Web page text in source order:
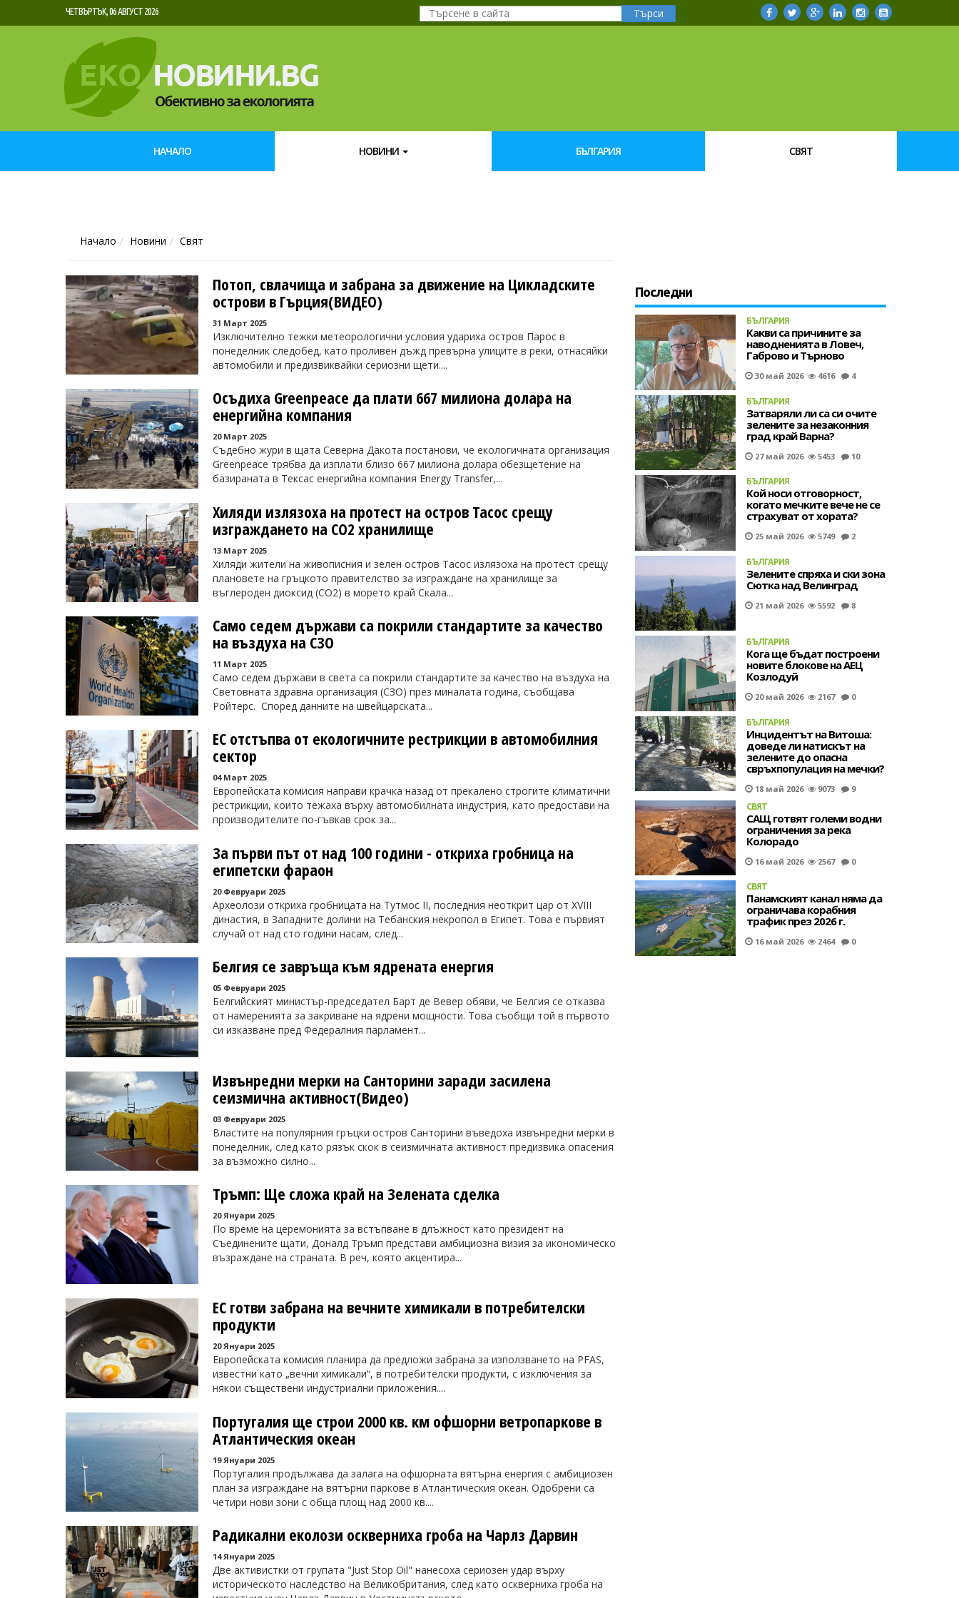
ЧЕТВЪРТЪК, 06 АВГУСТ 2026 Търси
НАЧАЛО НОВИНИ БЪЛГАРИЯ СВЯТ
Начало Новини Свят
Потоп, свлачища и забрана за движение на Цикладските
острови в Гърция(ВИДЕО)
31 Март 2025
Изключително тежки метеорологични условия удариха остров Парос в
понеделник следобед, като проливен дъжд превърна улиците в реки, отнасяйки
автомобили и предизвиквайки сериозни щети....
Осъдиха Greenpeace да плати 667 милиона долара на
енергийна компания
20 Март 2025
Съдебно жури в щата Северна Дакота постанови, че екологичната организация
Greenpeace трябва да изплати близо 667 милиона долара обезщетение на
базираната в Тексас енергийна компания Energy Transfer,...
Хиляди излязоха на протест на остров Тасос срещу
изграждането на CO2 хранилище
13 Март 2025
Хиляди жители на живописния и зелен остров Тасос излязоха на протест срещу
плановете на гръцкото правителство за изграждане на хранилище за
въглероден диоксид (CO2) в морето край Скала...
Само седем държави са покрили стандартите за качество
на въздуха на СЗО
11 Март 2025
Само седем държави в света са покрили стандартите за качество на въздуха на
Световната здравна организация (СЗО) през миналата година, съобщава
Ройтерс. Според данните на швейцарската...
ЕС отстъпва от екологичните рестрикции в автомобилния
сектор
04 Март 2025
Европейската комисия направи крачка назад от прекалено строгите климатични
рестрикции, които тежаха върху автомобилната индустрия, като предостави на
производителите по-гъвкав срок за...
За първи път от над 100 години - откриха гробница на
египетски фараон
20 Февруари 2025
Археолози откриха гробницата на Тутмос II, последния неоткрит цар от XVIII
династия, в Западните долини на Тебанския некропол в Египет. Това е първият
случай от над сто години насам, след...
Белгия се завръща към ядрената енергия
05 Февруари 2025
Белгийският министър-председател Барт де Вевер обяви, че Белгия се отказва
от намеренията за закриване на ядрени мощности. Това съобщи той в първото
си изказване пред Федералния парламент...
Извънредни мерки на Санторини заради засилена
сеизмична активност(Видео)
03 Февруари 2025
Властите на популярния гръцки остров Санторини въведоха извънредни мерки в
понеделник, след като рязък скок в сеизмичната активност предизвика опасения
за възможно силно...
Тръмп: Ще сложа край на Зелената сделка
20 Януари 2025
По време на церемонията за встъпване в длъжност като президент на
Съединените щати, Доналд Тръмп представи амбициозна визия за икономическо
възраждане на страната. В реч, която акцентира...
ЕС готви забрана на вечните химикали в потребителски
продукти
20 Януари 2025
Европейската комисия планира да предложи забрана за използването на PFAS,
известни като „вечни химикали“, в потребителски продукти, с изключения за
някои съществени индустриални приложения....
Португалия ще строи 2000 кв. км офшорни ветропаркове в
Атлантическия океан
19 Януари 2025
Португалия продължава да залага на офшорната вятърна енергия с амбициозен
план за изграждане на вятърни паркове в Атлантическия океан. Одобрени са
четири нови зони с обща площ над 2000 кв....
Радикални еколози оскверниха гроба на Чарлз Дарвин
14 Януари 2025
Две активистки от групата "Just Stop Oil" нанесоха сериозен удар върху
историческото наследство на Великобритания, след като оскверниха гроба на
Последни
БЪЛГАРИЯ
Какви са причините за
наводненията в Ловеч,
Габрово и Търново
30 май 2026 4616 4
БЪЛГАРИЯ
Затваряли ли са си очите
зелените за незаконния
град край Варна?
27 май 2026 5453 10
БЪЛГАРИЯ
Кой носи отговорност,
когато мечките вече не се
страхуват от хората?
25 май 2026 5749 2
БЪЛГАРИЯ
Зелените спряха и ски зона
Сютка над Велинград
21 май 2026 5592 8
БЪЛГАРИЯ
Кога ще бъдат построени
новите блокове на АЕЦ
Козлодуй
20 май 2026 2167 0
БЪЛГАРИЯ
Инцидентът на Витоша:
доведе ли натискът на
зелените до опасна
свръхпопулация на мечки?
18 май 2026 9073 9
СВЯТ
САЩ готвят големи водни
ограничения за река
Колорадо
16 май 2026 2567 0
СВЯТ
Панамският канал няма да
ограничава корабния
трафик през 2026 г.
16 май 2026 2464 0